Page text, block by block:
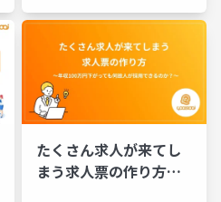
様
たくさん求人が来てし
まう求人票の作り方／